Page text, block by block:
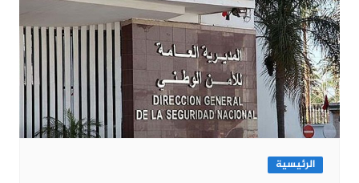
الرئيسية